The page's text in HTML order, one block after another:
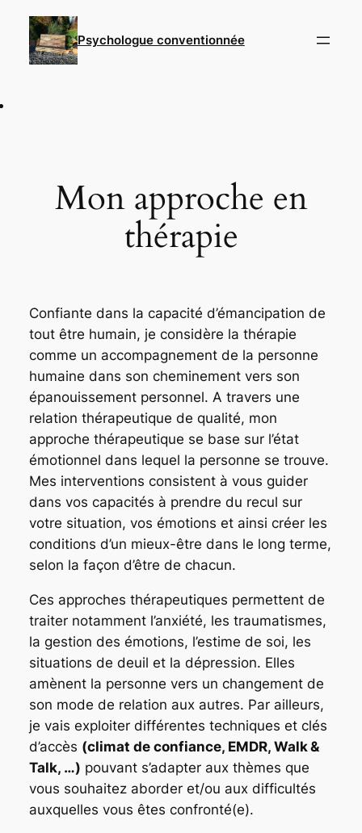
contenu
Psychologue conventionnée
Mon approche en
thérapie
Confiante dans la capacité d’émancipation de
tout être humain, je considère la thérapie
comme un accompagnement de la personne
humaine dans son cheminement vers son
épanouissement personnel. A travers une
relation thérapeutique de qualité, mon
approche thérapeutique se base sur l’état
émotionnel dans lequel la personne se trouve.
Mes interventions consistent à vous guider
dans vos capacités à prendre du recul sur
votre situation, vos émotions et ainsi créer les
conditions d’un mieux-être dans le long terme,
selon la façon d’être de chacun.
Ces approches thérapeutiques permettent de
traiter notamment l’anxiété, les traumatismes,
la gestion des émotions, l’estime de soi, les
situations de deuil et la dépression. Elles
amènent la personne vers un changement de
son mode de relation aux autres. Par ailleurs,
je vais exploiter différentes techniques et clés
d’accès (climat de confiance, EMDR, Walk &
Talk, …) pouvant s’adapter aux thèmes que
vous souhaitez aborder et/ou aux difficultés
auxquelles vous êtes confronté(e).